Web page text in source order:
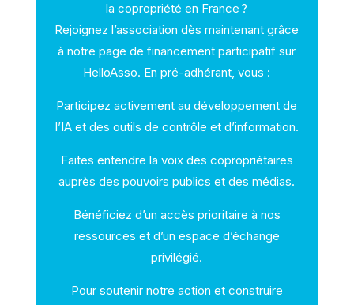
la copropriété en France ?
Rejoignez l’association dès maintenant grâce
à notre page de financement participatif sur
HelloAsso. En pré-adhérant, vous :
Participez activement au développement de
l’IA et des outils de contrôle et d’information.
Faites entendre la voix des copropriétaires
auprès des pouvoirs publics et des médias.
Bénéficiez d’un accès prioritaire à nos
ressources et d’un espace d’échange
privilégié.
Pour soutenir notre action et construire